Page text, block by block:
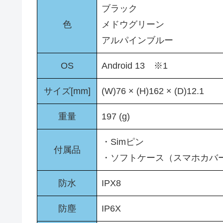
色
ブラック
メドウグリーン
アルパインブルー
OS Android 13 ※1
サイズ[mm] (W)76 × (H)162 × (D)12.1
重量 197 (g)
付属品
・Simピン
・ソフトケース（スマホカバ
防水 IPX8
防塵 IP6X